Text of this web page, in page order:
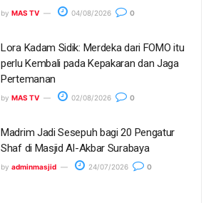
by MAS TV 04/08/2026 0
Lora Kadam Sidik: Merdeka dari FOMO itu
perlu Kembali pada Kepakaran dan Jaga
Pertemanan
by MAS TV 02/08/2026 0
Madrim Jadi Sesepuh bagi 20 Pengatur
Shaf di Masjid Al-Akbar Surabaya
by adminmasjid 24/07/2026 0